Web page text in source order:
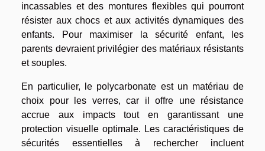
incassables et des montures flexibles qui pourront
résister aux chocs et aux activités dynamiques des
enfants. Pour maximiser la sécurité enfant, les
parents devraient privilégier des matériaux résistants
et souples.
En particulier, le polycarbonate est un matériau de
choix pour les verres, car il offre une résistance
accrue aux impacts tout en garantissant une
protection visuelle optimale. Les caractéristiques de
sécurités essentielles à rechercher incluent